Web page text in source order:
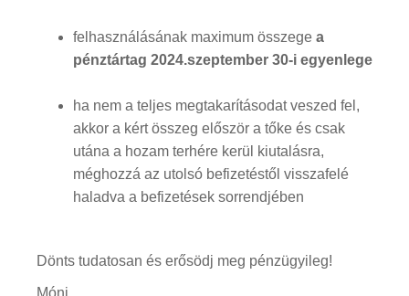
felhasználásának maximum összege a
pénztártag 2024.szeptember 30-i egyenlege
ha nem a teljes megtakarításodat veszed fel,
akkor a kért összeg először a tőke és csak
utána a hozam terhére kerül kiutalásra,
méghozzá az utolsó befizetéstől visszafelé
haladva a befizetések sorrendjében
Dönts tudatosan és erősödj meg pénzügyileg!
Móni